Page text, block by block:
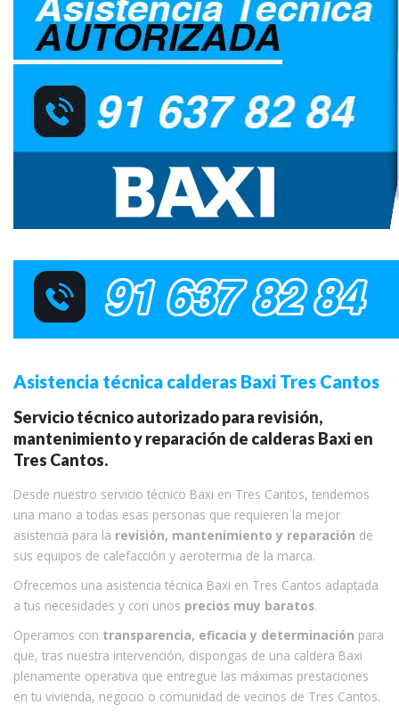
Asistencia técnica calderas Baxi Tres Cantos
Servicio técnico autorizado para revisión,
mantenimiento y reparación de calderas Baxi en
Tres Cantos.
Desde nuestro servicio técnico Baxi en Tres Cantos, tendemos
una mano a todas esas personas que requieren la mejor
asistencia para la revisión, mantenimiento y reparación de
sus equipos de calefacción y aerotermia de la marca.
Ofrecemos una asistencia técnica Baxi en Tres Cantos adaptada
a tus necesidades y con unos precios muy baratos.
Operamos con transparencia, eficacia y determinación para
que, tras nuestra intervención, dispongas de una caldera Baxi
plenamente operativa que entregue las máximas prestaciones
en tu vivienda, negocio o comunidad de vecinos de Tres Cantos.